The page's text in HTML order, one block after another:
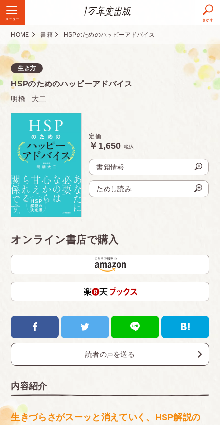
メニュー さがす
HOME 書籍 HSPのためのハッピーアドバイス
生き方
HSPのためのハッピーアドバイス
明橋 大二
定価
￥1,650 税込
書籍情報
ためし読み
オンライン書店で購入
読者の声を送る
内容紹介
生きづらさがスーッと消えていく、HSP解説の
定価
判型
頁数 304ページ
発売日 2023.10.24
発行部数 0.6万部